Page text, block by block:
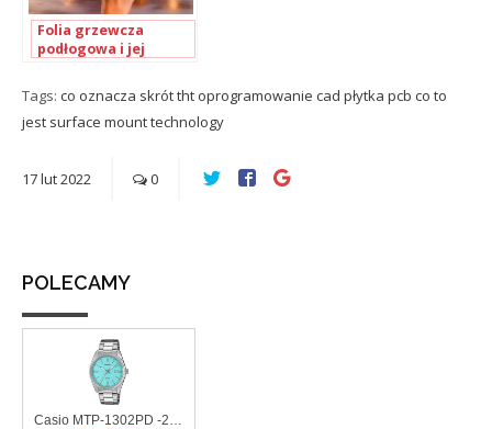
Folia grzewcza
podłogowa i jej
Tags: co oznacza skrót tht oprogramowanie cad płytka pcb co to
jest surface mount technology
17lut2022 0
POLECAMY